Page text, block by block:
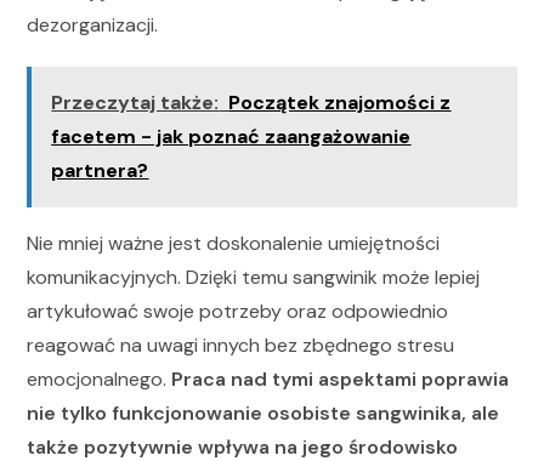
dezorganizacji.
Przeczytaj także: Początek znajomości z
facetem - jak poznać zaangażowanie
partnera?
Nie mniej ważne jest doskonalenie umiejętności
komunikacyjnych. Dzięki temu sangwinik może lepiej
artykułować swoje potrzeby oraz odpowiednio
reagować na uwagi innych bez zbędnego stresu
emocjonalnego. Praca nad tymi aspektami poprawia
nie tylko funkcjonowanie osobiste sangwinika, ale
także pozytywnie wpływa na jego środowisko